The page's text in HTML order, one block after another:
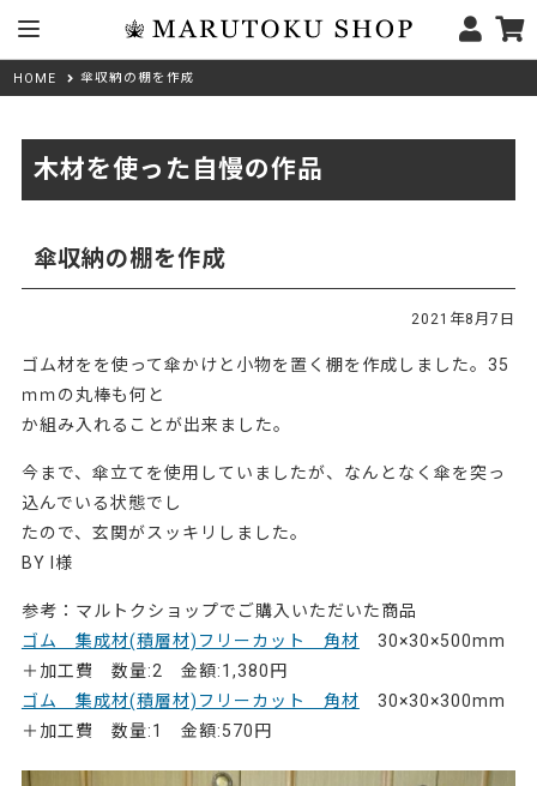
HOME 傘収納の棚を作成
木材を使った自慢の作品
傘収納の棚を作成
2021年8月7日
ゴム材をを使って傘かけと小物を置く棚を作成しました。35
ｍｍの丸棒も何と
か組み入れることが出来ました。
今まで、傘立てを使用していましたが、なんとなく傘を突っ
込んでいる状態でし
たので、玄関がスッキリしました。
BY I様
参考：マルトクショップでご購入いただいた商品
ゴム 集成材(積層材)フリーカット 角材 30×30×500mm
＋加工費 数量:2 金額:1,380円
ゴム 集成材(積層材)フリーカット 角材 30×30×300mm
＋加工費 数量:1 金額:570円